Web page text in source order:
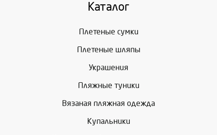
Каталог
Плетеные сумки
Плетеные шляпы
Украшения
Пляжные туники
Вязаная пляжная одежда
Купальники